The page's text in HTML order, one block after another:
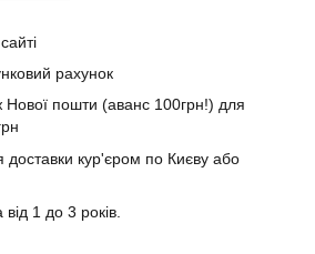
рахунок
Нової пошти (аванс 100грн!) для
доставки кур'єром по Києву або
1 до 3 років.